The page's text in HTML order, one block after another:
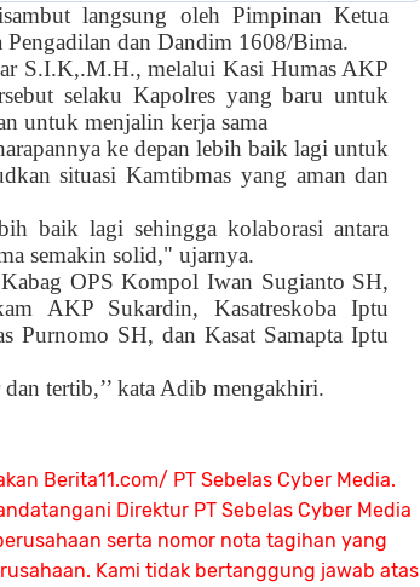
langsung oleh Pimpinan Ketua
dan Dandim 1608/Bima.
S.I.K,.M.H., melalui Kasi Humas AKP
selaku Kapolres yang baru untuk
untuk menjalin kerja sama
ke depan lebih baik lagi untuk
situasi Kamtibmas yang aman dan
baik lagi sehingga kolaborasi antara
semakin solid," ujarnya.
OPS Kompol Iwan Sugianto SH,
AKP Sukardin, Kasatreskoba Iptu
Purnomo SH, dan Kasat Samapta Iptu
tertib,’’ kata Adib mengakhiri.
Berita11.com/ PT Sebelas Cyber Media.
Direktur PT Sebelas Cyber Media
serta nomor nota tagihan yang
Kami tidak bertanggung jawab atas